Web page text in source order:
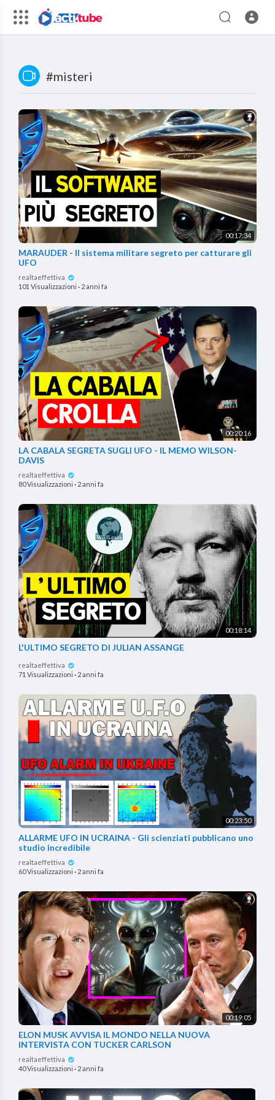
#misteri
00:17:34
MARAUDER - Il sistema militare segreto per catturare gli
UFO
realtaeffettiva
101 Visualizzazioni · 2 anni fa
00:20:16
LA CABALA SEGRETA SUGLI UFO - IL MEMO WILSON-
DAVIS
realtaeffettiva
80 Visualizzazioni · 2 anni fa
00:18:14
L'ULTIMO SEGRETO DI JULIAN ASSANGE
realtaeffettiva
71 Visualizzazioni · 2 anni fa
00:23:50
ALLARME UFO IN UCRAINA - Gli scienziati pubblicano uno
studio incredibile
realtaeffettiva
60 Visualizzazioni · 2 anni fa
00:19:05
ELON MUSK AVVISA IL MONDO NELLA NUOVA
INTERVISTA CON TUCKER CARLSON
realtaeffettiva
40 Visualizzazioni · 2 anni fa